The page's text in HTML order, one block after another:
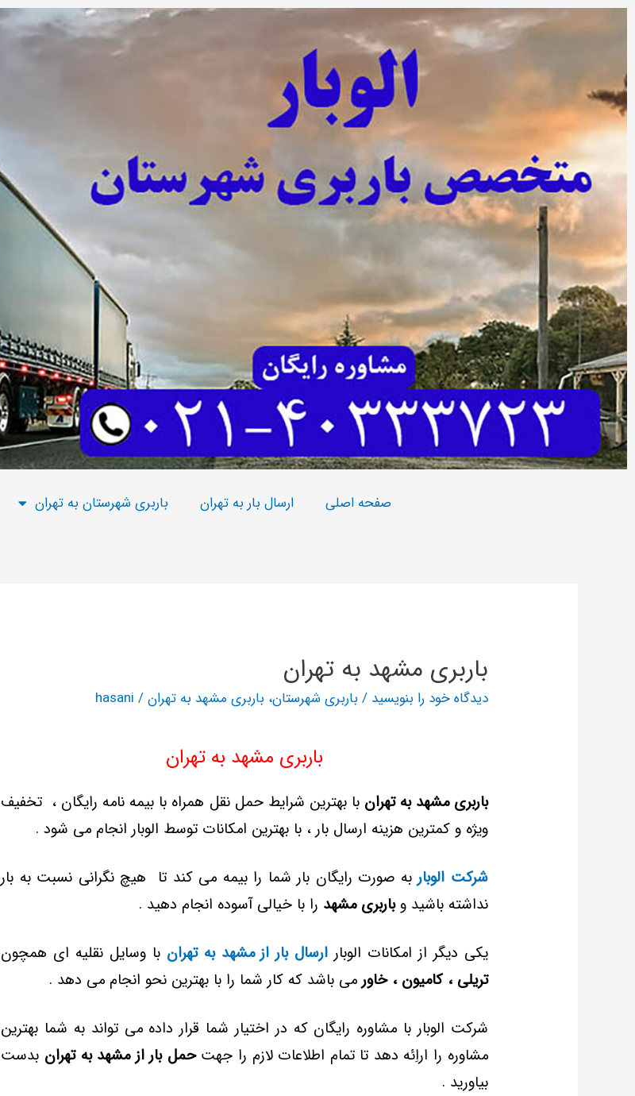
صفحه اصلی ارسال بار به تهران باربری شهرستان به تهران
باربری مشهد به تهران
دیدگاه‌ خود را بنویسید /باربری شهرستان،باربری مشهد به تهران/
hasani
باربری مشهد به تهران
باربری مشهد به تهران با بهترین شرایط حمل نقل همراه با بیمه نامه رایگان ، تخفیف
ویژه و کمترین هزینه ارسال بار ، بابهترین امکانات توسط الوبار انجام می شود .
شرکت الوبار به صورت رایگان بار شما را بیمه می کند تا هیچ نگرانی نسبت به بار
نداشته باشید وباربری مشهد را با خیالی آسوده انجام دهید .
یکی دیگر از امکانات الوبار ارسال بار از مشهد به تهرانبا وسایل نقلیه ای همچون
تریلی ، کامیون ، خاورمی باشد که کار شما را با بهترین نحو انجام می دهد .
شرکت الوبار با مشاوره رایگان که در اختیار شما قرار داده می تواند به شما بهترین
مشاوره را اراِئه دهد تاتمام اطلاعات لازم را جهت حمل بار ازمشهد به تهران بدست
بیاورید .